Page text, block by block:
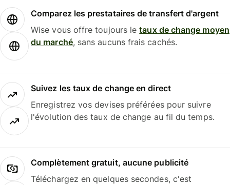
Comparez les prestataires de transfert d'argent
Wise vous offre toujours letaux de change moyen
du marché, sans aucuns frais cachés.
Suivez les taux de change en direct
Enregistrez vos devises préférées pour suivre
l'évolution des taux de change au fil du temps.
Complètement gratuit, aucune publicité
Téléchargez en quelques secondes, c'est